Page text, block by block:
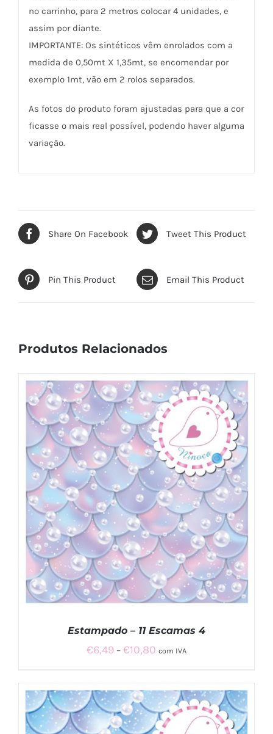
no carrinho, para 2 metros colocar 4 unidades, e
assim por diante.
IMPORTANTE: Os sintéticos vêm enrolados com a
medida de 0,50mt X 1,35mt, se encomendar por
exemplo 1mt, vão em 2 rolos separados.
As fotos do produto foram ajustadas para que a cor
ficasse o mais real possível, podendo haver alguma
variação.
Share On Facebook Tweet This Product
Pin This Product Email This Product
Produtos Relacionados
VER OPÇÕES
/
Estampado – 11 Escamas 4
€6,49 – €10,80 Price
through
€10,80
com IVA